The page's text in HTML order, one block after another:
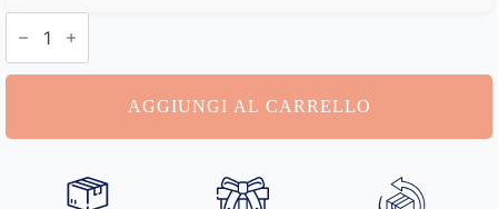
Segnalibro
Personalizzato
AGGIUNGI AL CARRELLO